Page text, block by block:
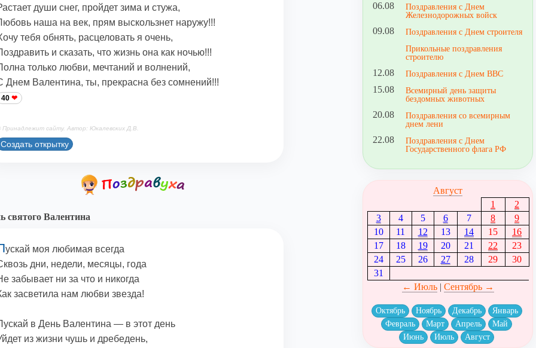
души снег, пройдет зима и стужа,
наша на век, прям выскользнет наружу!!!
тебя обнять, расцеловать я очень,
и сказать, что жизнь она как ночью!!!
только любви, мечтаний и волнений,
Днем Валентина, ты, прекрасна без сомнений!!!
40
Принадлежит сайту. Автор: Юкалевских Д.В.
Создать открытку
святого Валентина
ускай моя любимая всегда
дни, недели, месяцы, года
забывает ни за что и никогда
засветила нам любви звезда!
в День Валентина — в этот день
из жизни чушь и дребедень,
06.08
Поздравления с Днем
Железнодорожных войск
09.08
Поздравления с Днем строителя
Прикольные поздравления
строителю
12.08 Поздравления с Днем ВВС
15.08
Всемирный день защиты
бездомных животных
20.08
Поздравления со всемирным
днем лени
22.08
Поздравления с Днем
Государственного флага РФ
Август
1
2
3
4 5 6 7 8
9
10
11 12 13 14 15
16
17
18 19 20 21 22
23
24
25 26 27 28 29
30
31
← Июль| Сентябрь →
Октябрь Ноябрь Декабрь
Январь
Февраль
Март Апрель
Май
Июнь
Июль Август